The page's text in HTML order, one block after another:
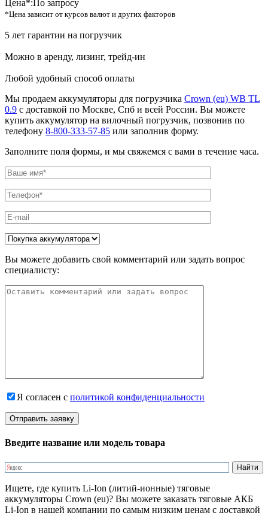
Цена*:По запросу
*Цена зависит от курсов валют и других факторов
5 лет гарантии на погрузчик
Можно в аренду, лизинг, трейд-ин
Любой удобный способ оплаты
Мы продаем аккумуляторы для погрузчика Crown (eu) WB TL
0.9 с доставкой по Москве, Спб и всей России. Вы можете
купить аккумулятор на вилочный погрузчик, позвонив по
телефону 8-800-333-57-85 или заполнив форму.
Заполните поля формы, и мы свяжемся с вами в течение часа.
Вы можете добавить свой комментарий или задать вопрос
специалисту:
Я согласен с политикой конфиденциальности
Введите название или модель товара
Ищете, где купить Li-Ion (литий-ионные) тяговые
аккумуляторы Crown (eu)? Вы можете заказать тяговые АКБ
Li-Ion в нашей компании по самым низким ценам с доставкой